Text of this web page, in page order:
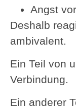
Angst
Deshalb
ambivalent.
Ein Teil von
Verbindung.
Ein anderer